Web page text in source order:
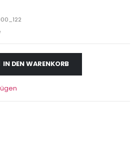
IN DEN WARENKORB